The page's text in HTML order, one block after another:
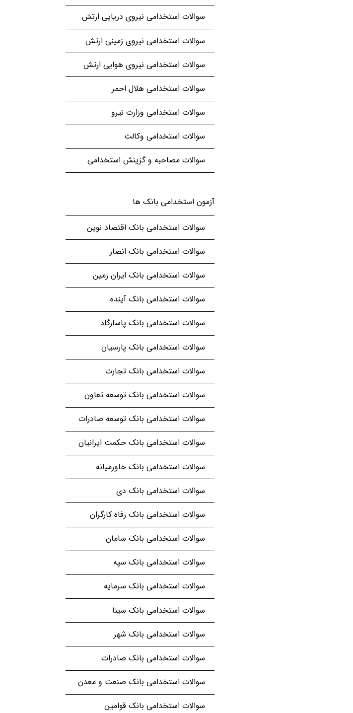
سوالات استخدامی نیروی دریایی ارتش
سوالات استخدامی نیروی زمینی ارتش
سوالات استخدامی نیروی هوایی ارتش
سوالات استخدامی هلال احمر
سوالات استخدامی وزارت نیرو
سوالات استخدامی وکالت
سوالات مصاحبه و گزینش استخدامی
آزمون استخدامی بانک ها
سوالات استخدامی بانک اقتصاد نوین
سوالات استخدامی بانک انصار
سوالات استخدامی بانک ایران زمین
سوالات استخدامی بانک آینده
سوالات استخدامی بانک پاسارگاد
سوالات استخدامی بانک پارسیان
سوالات استخدامی بانک تجارت
سوالات استخدامی بانک توسعه تعاون
سوالات استخدامی بانک توسعه صادرات
سوالات استخدامی بانک حکمت ایرانیان
سوالات استخدامی بانک خاورمیانه
سوالات استخدامی بانک دی
سوالات استخدامی بانک رفاه کارگران
سوالات استخدامی بانک سامان
سوالات استخدامی بانک سپه
سوالات استخدامی بانک سرمایه
سوالات استخدامی بانک سینا
سوالات استخدامی بانک شهر
سوالات استخدامی بانک صادرات
سوالات استخدامی بانک صنعت و معدن
سوالات استخدامی بانک قوامین